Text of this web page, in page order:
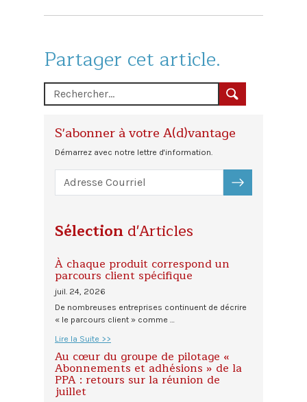
Partager cet article.
S'abonner à votre A(d)vantage
Démarrez avec notre lettre d'information.
S'ABONNER
Sélection d'Articles
À chaque produit correspond un
parcours client spécifique
juil. 24, 2026
De nombreuses entreprises continuent de décrire
« le parcours client » comme …
Lire la Suite >>
Au cœur du groupe de pilotage «
Abonnements et adhésions » de la
PPA : retours sur la réunion de
juillet